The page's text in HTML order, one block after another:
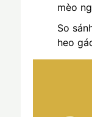
mèo
So
heo